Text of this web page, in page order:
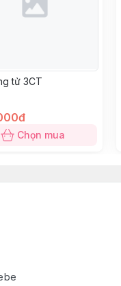
tử 3CT
Chọn mua